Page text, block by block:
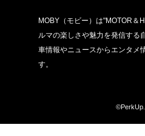
MOBY（モビー）は"MOTOR＆
ルマの楽しさや魅力を発信する
車情報やニュースからエンタメ
す。